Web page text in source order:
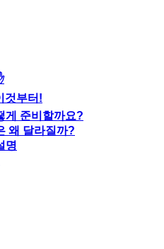
것부터!
게 준비할까요?
왜 달라질까?
명